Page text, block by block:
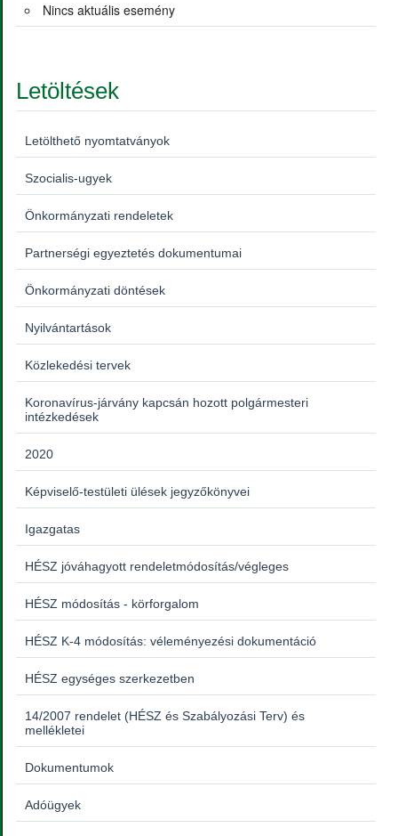
Nincs aktuális esemény
Letöltések
Letölthető nyomtatványok
Szocialis-ugyek
Önkormányzati rendeletek
Partnerségi egyeztetés dokumentumai
Önkormányzati döntések
Nyilvántartások
Közlekedési tervek
Koronavírus-járvány kapcsán hozott polgármesteri
intézkedések
2020
Képviselő-testületi ülések jegyzőkönyvei
Igazgatas
HÉSZ jóváhagyott rendeletmódosítás/végleges
HÉSZ módosítás - körforgalom
HÉSZ K-4 módosítás: véleményezési dokumentáció
HÉSZ egységes szerkezetben
14/2007 rendelet (HÉSZ és Szabályozási Terv) és
mellékletei
Dokumentumok
Adóügyek